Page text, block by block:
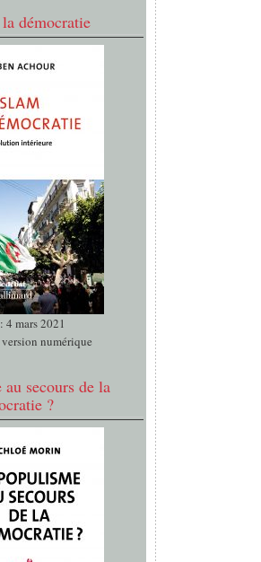
démocratie
4 mars 2021
numérique
secours de la
?